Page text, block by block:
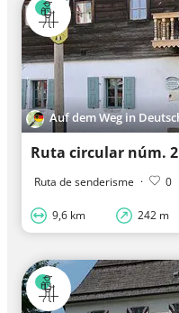
Auf dem Weg in
Ruta circular núm.
Ruta de senderisme · 0
9,6 km 242 m